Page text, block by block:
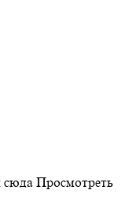
сюда Просмотреть